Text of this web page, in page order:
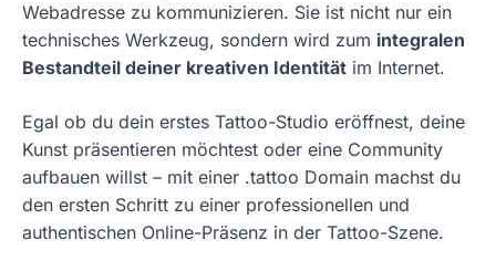
Webadresse zu kommunizieren. Sie ist nicht nur ein
technisches Werkzeug, sondern wird zum integralen
Bestandteil deiner kreativen Identität im Internet.
Egal ob du dein erstes Tattoo-Studio eröffnest, deine
Kunst präsentieren möchtest oder eine Community
aufbauen willst – mit einer .tattoo Domain machst du
den ersten Schritt zu einer professionellen und
authentischen Online-Präsenz in der Tattoo-Szene.